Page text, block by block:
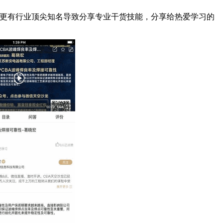
行业顶尖知名导致分享专业干货技能，分享给热爱学习的